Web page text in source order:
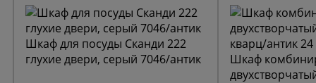
Шкаф для посуды Сканди 222
глухие двери, серый 7046/антик
Шкаф